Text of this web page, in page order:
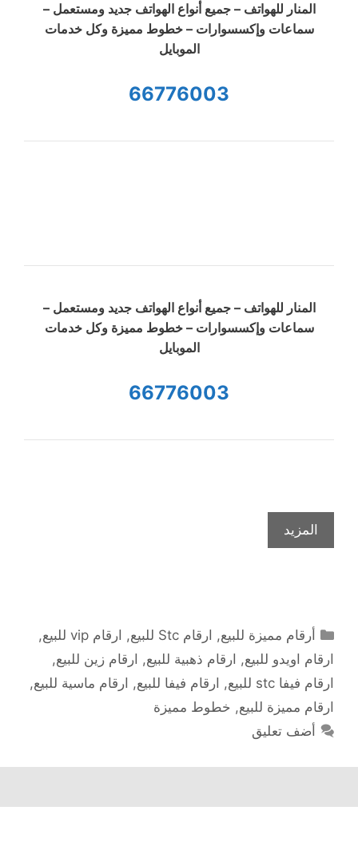
المنار للهواتف – جميع أنواع الهواتف جديد ومستعمل –
سماعات وإكسسوارات – خطوط مميزة وكل خدمات
الموبايل
66776003
المنار للهواتف – جميع أنواع الهواتف جديد ومستعمل –
سماعات وإكسسوارات – خطوط مميزة وكل خدمات
الموبايل
66776003
المزيد
التصنيفات
أرقام مميزة للبيع, ارقام Stc للبيع , ارقام vip للبيع
,
ارقام اويدو للبيع, ارقام ذهبية للبيع, ارقام زين للبيع,
ارقام فيفا stc للبيع
, ارقام فيفا للبيع, ارقام ماسية للبيع,
ارقام مميزة للبيع, خطوط مميزة
أضف تعليق